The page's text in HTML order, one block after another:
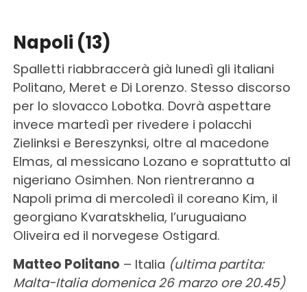
Napoli (13)
Spalletti riabbraccerà già lunedì gli italiani
Politano, Meret e Di Lorenzo. Stesso discorso
per lo slovacco Lobotka. Dovrà aspettare
invece martedì per rivedere i polacchi
Zielinksi e Bereszynksi, oltre al macedone
Elmas, al messicano Lozano e soprattutto al
nigeriano Osimhen. Non rientreranno a
Napoli prima di mercoledì il coreano Kim, il
georgiano Kvaratskhelia, l’uruguaiano
Oliveira ed il norvegese Ostigard.
Matteo Politano – Italia (ultima partita:
Malta-Italia domenica 26 marzo ore 20.45)